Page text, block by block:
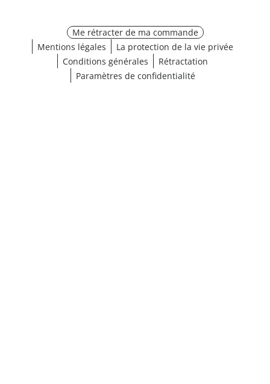
Me rétracter de ma commande
Mentions légales
La protection de la vie privée
Conditions générales
Rétractation
Paramètres de confidentialité